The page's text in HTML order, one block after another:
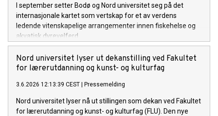
I september setter Bodø og Nord universitet seg på det
internasjonale kartet som vertskap for et av verdens
ledende vitenskapelige arrangementer innen fiskehelse og
akvatisk dyrevelferd.
Nord universitet lyser ut dekanstilling ved Fakultet
for lærerutdanning og kunst- og kulturfag
3.6.2026 12:13:39 CEST Pressemelding
Nord universitet lyser nå ut stillingen som dekan ved Fakultet
for lærerutdanning og kunst- og kulturfag (FLU). Den nye